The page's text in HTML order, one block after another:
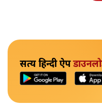
सत्य हिन्दी ऐप